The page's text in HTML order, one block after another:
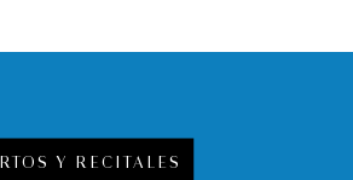
Y RECITALES